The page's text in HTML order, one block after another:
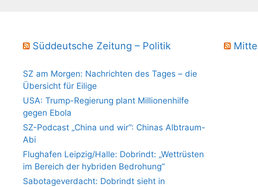
Süddeutsche Zeitung – Politik
SZ am Morgen: Nachrichten des Tages – die
Übersicht für Eilige
USA: Trump-Regierung plant Millionenhilfe
gegen Ebola
SZ-Podcast „China und wir“: Chinas Albtraum-
Abi
Flughafen Leipzig/Halle: Dobrindt: „Wettrüsten
im Bereich der hybriden Bedrohung“
Sabotageverdacht: Dobrindt sieht in